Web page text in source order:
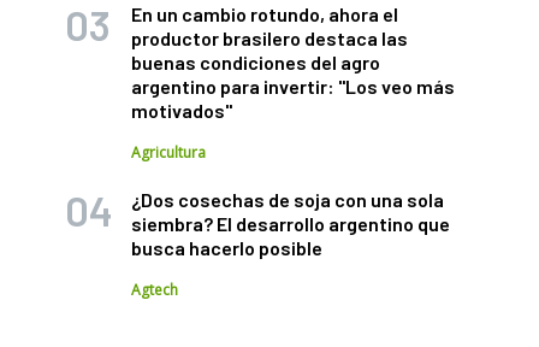
En un cambio rotundo, ahora el
productor brasilero destaca las
buenas condiciones del agro
argentino para invertir: "Los veo más
motivados"
Agricultura
¿Dos cosechas de soja con una sola
siembra? El desarrollo argentino que
busca hacerlo posible
Agtech